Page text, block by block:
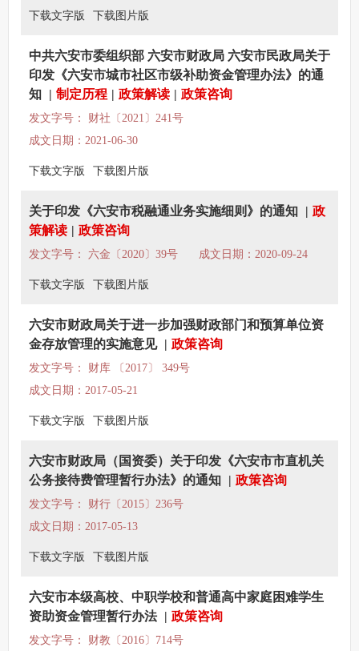
下载文字版 下载图片版
中共六安市委组织部 六安市财政局 六安市民政局关于
印发《六安市城市社区市级补助资金管理办法》的通
知 | 制定历程 | 政策解读 | 政策咨询
发文字号： 财社〔2021〕241号
成文日期：2021-06-30
下载文字版 下载图片版
关于印发《六安市税融通业务实施细则》的通知 | 政
策解读 | 政策咨询
发文字号： 六金〔2020〕39号 成文日期：2020-09-24
下载文字版 下载图片版
六安市财政局关于进一步加强财政部门和预算单位资
金存放管理的实施意见 | 政策咨询
发文字号： 财库 〔2017〕 349号
成文日期：2017-05-21
下载文字版 下载图片版
六安市财政局（国资委）关于印发《六安市市直机关
公务接待费管理暂行办法》的通知 | 政策咨询
发文字号： 财行〔2015〕236号
成文日期：2017-05-13
下载文字版 下载图片版
六安市本级高校、中职学校和普通高中家庭困难学生
资助资金管理暂行办法 | 政策咨询
发文字号： 财教〔2016〕714号